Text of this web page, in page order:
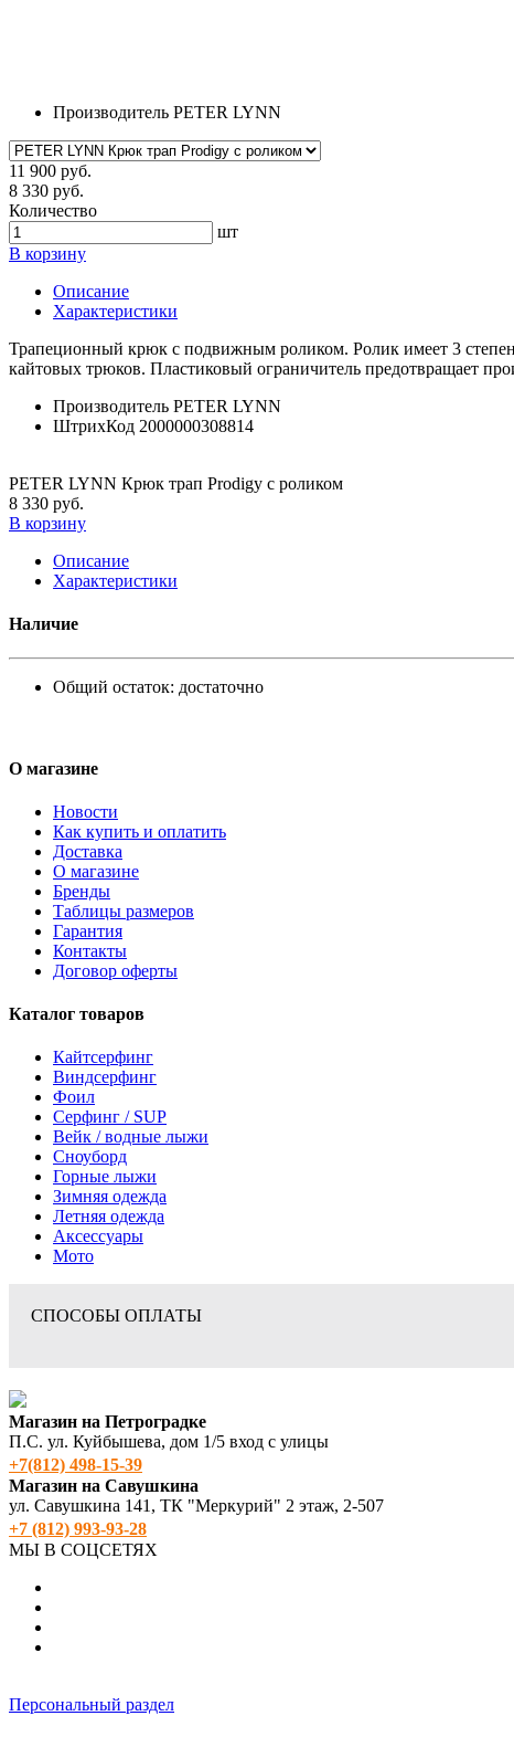
Производитель PETER LYNN
11 900 руб.
8 330 руб.
Количество
шт
В корзину
Описание
Характеристики
Трапеционный крюк с подвижным роликом. Ролик имеет 3
кайтовых трюков. Пластиковый ограничитель предотвращает
Производитель PETER LYNN
ШтрихКод 2000000308814
PETER LYNN Крюк трап Prodigy с роликом
8 330 руб.
В корзину
Описание
Характеристики
Наличие
Общий остаток: достаточно
О магазине
Новости
Как купить и оплатить
Доставка
О магазине
Бренды
Таблицы размеров
Гарантия
Контакты
Договор оферты
Каталог товаров
Кайтсерфинг
Виндсерфинг
Фоил
Серфинг / SUP
Вейк / водные лыжи
Сноуборд
Горные лыжи
Зимняя одежда
Летняя одежда
Аксессуары
Мото
СПОСОБЫ ОПЛАТЫ
Магазин на Петроградке
П.С. ул. Куйбышева, дом 1/5 вход с улицы
+7(812) 498‑15-39
Магазин на Савушкина
ул. Савушкина 141, ТК "Меркурий" 2 этаж, 2-507
+7 (812) 993-93-28
МЫ В СОЦСЕТЯХ
Персональный раздел